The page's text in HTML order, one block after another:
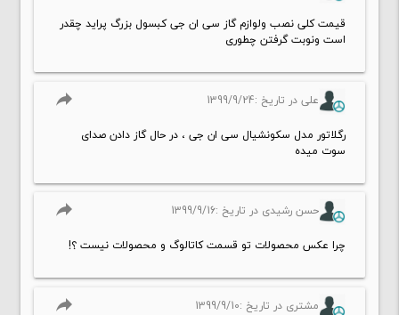
قیمت کلی نصب ولوازم گاز سی ان جی کبسول بزرگ پراید چقدر
است ونوبت گرفتن چطوری
علی در تاریخ :1399/9/24 reply
رگلاتور مدل سکونشیال سی ان جی ، در حال گاز دادن صدای
سوت میده
حسن رشیدی در تاریخ :1399/9/16 reply
چرا عکس محصولات تو قسمت کاتالوگ و محصولات نیست ؟!
مشتری در تاریخ :1399/9/10 reply